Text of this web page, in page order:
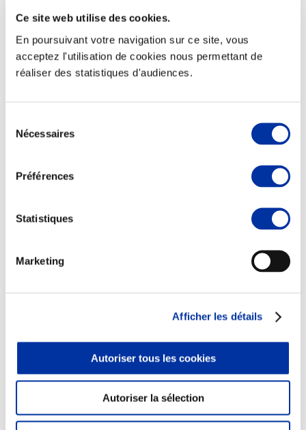
Ce site web utilise des cookies.
En poursuivant votre navigation sur ce site, vous
acceptez l'utilisation de cookies nous permettant de
réaliser des statistiques d'audiences.
Nécessaires
Préférences
Statistiques
Marketing
Afficher les détails
Autoriser tous les cookies
Autoriser la sélection
Elevage
Consommation
Sécurité sanitaire
Juste rémunération et attractivité des métiers
Info-veille scientifique
Accords